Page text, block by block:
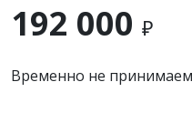
192 000 ₽
Временно не принимаем